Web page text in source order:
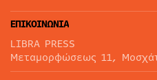
ΕΠΙΚΟΙΝΩΝΙΑ
LIBRA PRESS
Μεταμορφώσεως 11,